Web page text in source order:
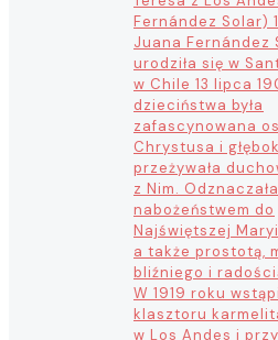
Fernández Solar)
Juana Fernández
urodziła się w
w Chile 13 lipca
dzieciństwa była
zafascynowana
Chrystusa i
przeżywała
z Nim.
nabożeństwem do
Najświętszej
a także prostotą,
bliźniego i
W 1919 roku
klasztoru
w Los Andes i